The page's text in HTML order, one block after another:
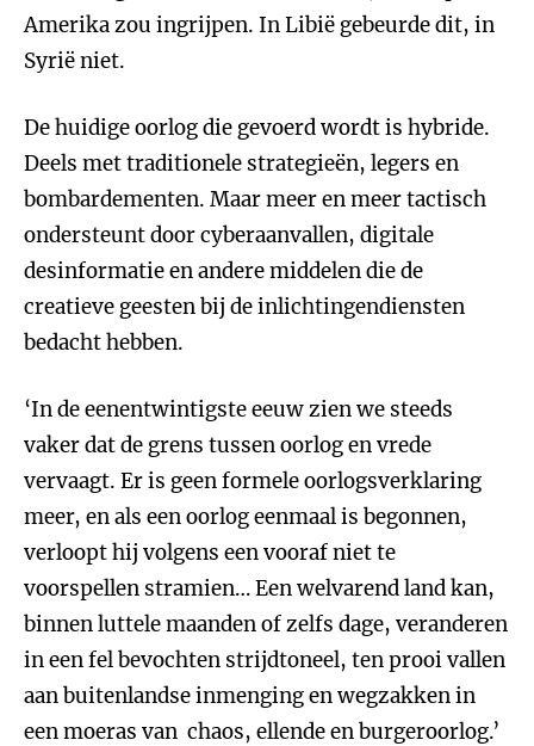
Amerika zou ingrijpen. In Libië gebeurde dit, in
Syrië niet.
De huidige oorlog die gevoerd wordt is hybride.
Deels met traditionele strategieën, legers en
bombardementen. Maar meer en meer tactisch
ondersteunt door cyberaanvallen, digitale
desinformatie en andere middelen die de
creatieve geesten bij de inlichtingendiensten
bedacht hebben.
‘In de eenentwintigste eeuw zien we steeds
vaker dat de grens tussen oorlog en vrede
vervaagt. Er is geen formele oorlogsverklaring
meer, en als een oorlog eenmaal is begonnen,
verloopt hij volgens een vooraf niet te
voorspellen stramien… Een welvarend land kan,
binnen luttele maanden of zelfs dage, veranderen
in een fel bevochten strijdtoneel, ten prooi vallen
aan buitenlandse inmenging en wegzakken in
een moeras van chaos, ellende en burgeroorlog.’